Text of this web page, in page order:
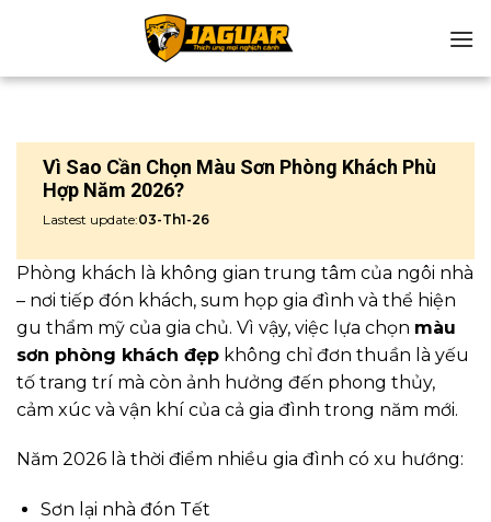
Vì Sao Cần Chọn Màu Sơn Phòng Khách Phù
Hợp Năm 2026?
Lastest update:03-Th1-26
Phòng khách là không gian trung tâm của ngôi nhà
– nơi tiếp đón khách, sum họp gia đình và thể hiện
gu thẩm mỹ của gia chủ. Vì vậy, việc lựa chọn màu
sơn phòng khách đẹp không chỉ đơn thuần là yếu
tố trang trí mà còn ảnh hưởng đến phong thủy,
cảm xúc và vận khí của cả gia đình trong năm mới.
Năm 2026 là thời điểm nhiều gia đình có xu hướng:
Sơn lại nhà đón Tết